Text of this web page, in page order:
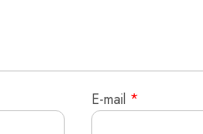
E-mail *